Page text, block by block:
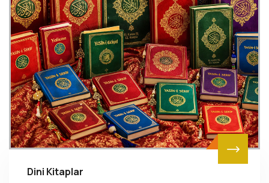
Dini Kitaplar